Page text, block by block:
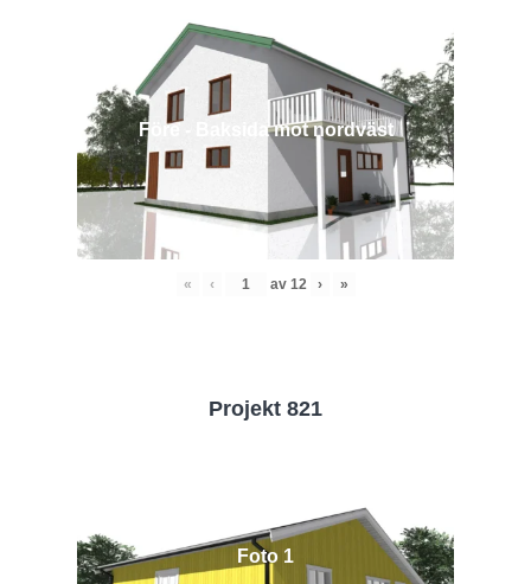
Före - Baksida mot nordväst
« ‹ av 12 › »
Projekt 821
Foto 1